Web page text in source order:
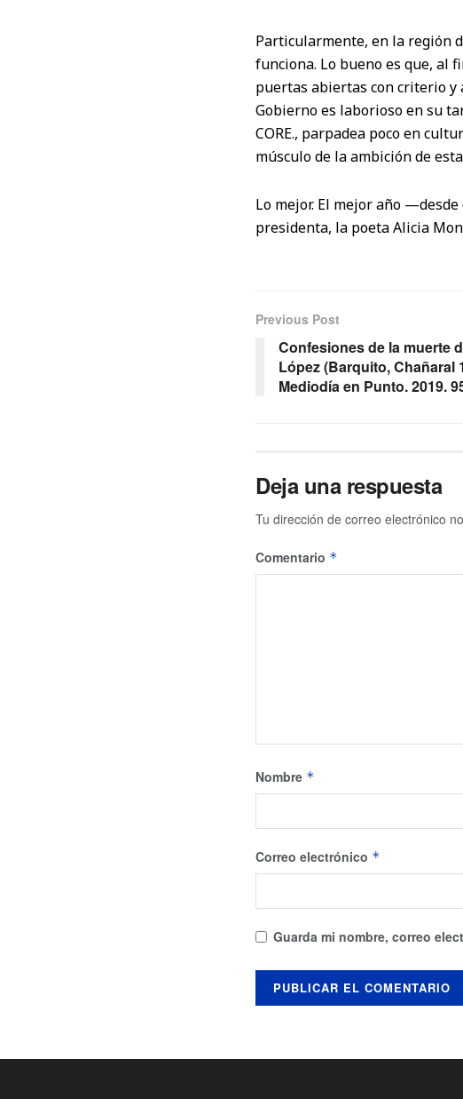
Particularmente, en la región
funciona. Lo bueno es que, al
puertas abiertas con criterio y
Gobierno es laborioso en su
CORE., parpadea poco en
músculo de la ambición de
Lo mejor. El mejor año
presidenta, la poeta Alicia
Previous Post
Confesiones de la muerte
López (Barquito, Chañaral
Mediodía en Punto. 2019.
Deja una respuesta
Tu dirección de correo electrónico
Comentario *
Nombre *
Correo electrónico *
Guarda mi nombre, correo